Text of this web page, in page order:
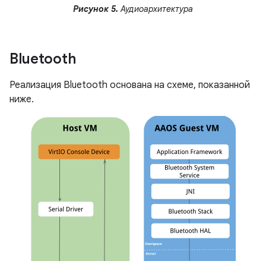
Рисунок 5. Аудиоархитектура
Bluetooth
Реализация Bluetooth основана на схеме, показанной
ниже.